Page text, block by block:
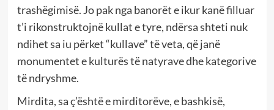
trashëgimisë. Jo pak nga banorët e ikur kanë filluar
t’i rikonstruktojnë kullat e tyre, ndërsa shteti nuk
ndihet sa iu përket “kullave” të veta, që janë
monumentet e kulturës të natyrave dhe kategorive
të ndryshme.
Mirdita, sa ç’është e mirditorëve, e bashkisë,